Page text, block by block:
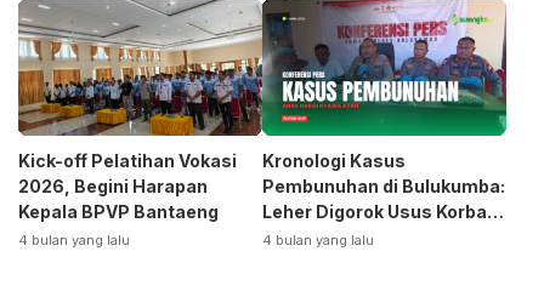
Otomotif
Kick-off Pelatihan Vokasi
2026, Begini Harapan
Kepala BPVP Bantaeng
4 bulan yang lalu
Kronologi Kasus
Pembunuhan di Bulukumba:
Leher Digorok Usus Korban
Dikeluarkan
4 bulan yang lalu